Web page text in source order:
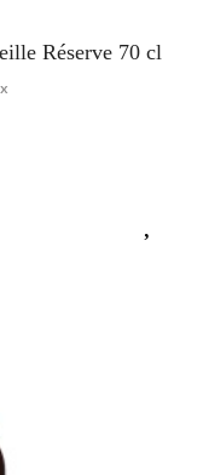
Réserve 70 cl